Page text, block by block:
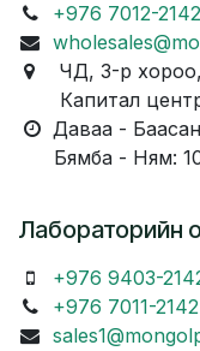
+976 7012-2142
ЧД, 3-р
Капитал
Даваа -
Бямба - Ням:
Лабораторийн
+976 9403-
+976 7011-2142